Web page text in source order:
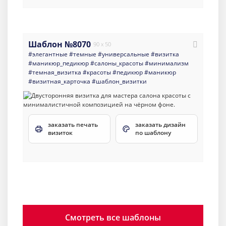
Шаблон №8070 90 x 50
#элегантные #темные #универсальные #визитка
#маникюр_педикюр#салоны_красоты#минимализм
#темная_визитка #красоты#педикюр#маникюр
#визитная_карточка #шаблон_визитки
заказать печать
визиток
заказать дизайн
по шаблону
Смотреть все шаблоны